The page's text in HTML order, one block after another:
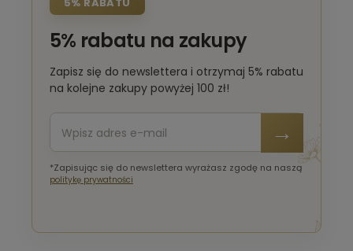
5% RABATU
5% rabatu na zakupy
Zapisz się do newslettera i otrzymaj 5% rabatu
na kolejne zakupy powyżej 100 zł!
*Zapisując się do newslettera wyrażasz zgodę na naszą
politykę prywatności